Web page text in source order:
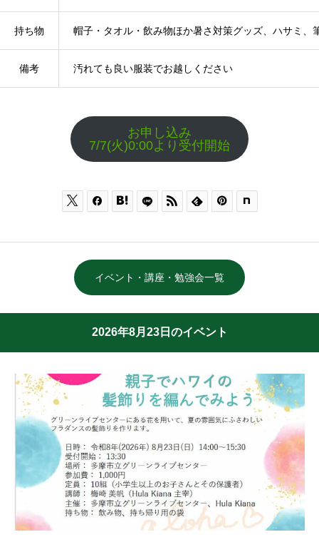
持ち物 帽子・タオル・飲み物ほか暑さ対策グッズ、ハサミ、
備考 汚れても良い服装でお越しください
お申し込み
7/7(火)0:00より受付開始
     
イベント・講座・勉強会一覧
2026年8月23日のイベント